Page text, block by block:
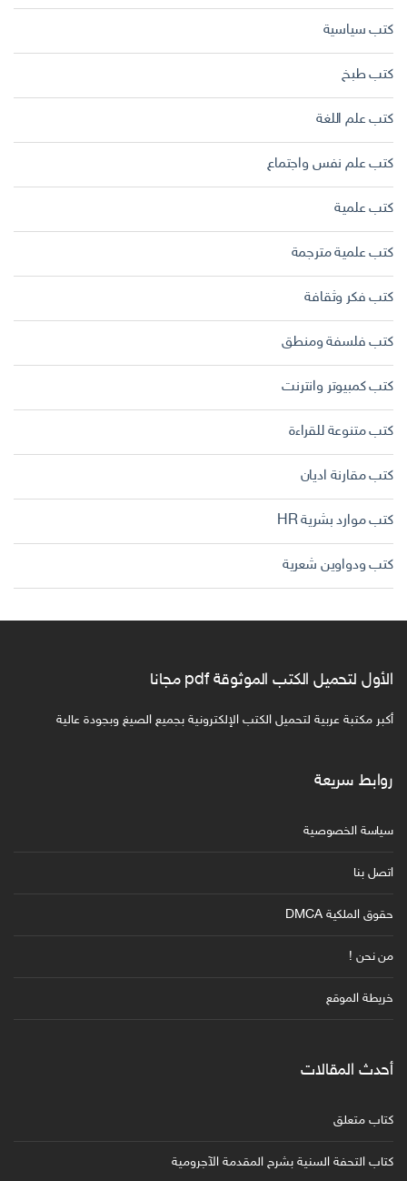
كتب سياسية
كتب طبخ
كتب علم اللغة
كتب علم نفس واجتماع
كتب علمية
كتب علمية مترجمة
كتب فكر وثقافة
كتب فلسفة ومنطق
كتب كمبيوتر وانترنت
كتب متنوعة للقراءة
كتب مقارنة اديان
كتب موارد بشرية HR
كتب ودواوين شعرية
الأول لتحميل الكتب الموثوقة pdf مجانا
أكبر مكتبة عربية لتحميل الكتب الإلكترونية بجميع الصيغ وبجودة عالية
روابط سريعة
سياسة الخصوصية
اتصل بنا
حقوق الملكية DMCA
من نحن !
خريطة الموقع
أحدث المقالات
كتاب متعلق
كتاب التحفة السنية بشرح المقدمة الآجرومية